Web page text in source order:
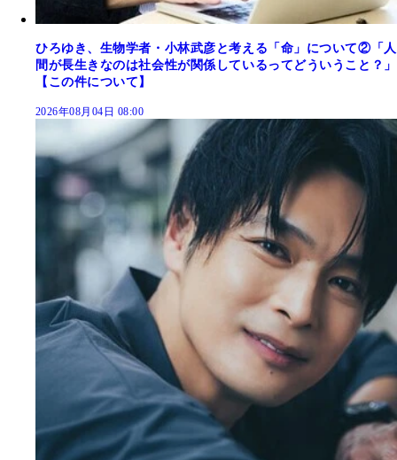
ひろゆき、生物学者・小林武彦と考える「命」について②「人
間が長生きなのは社会性が関係しているってどういうこと？」
【この件について】
2026年08月04日 08:00